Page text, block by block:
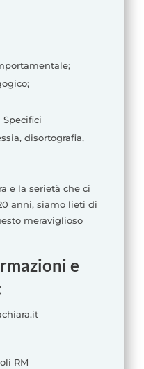
disortografia,
e la serietà che ci
anni, siamo lieti di
meraviglioso
e
RM